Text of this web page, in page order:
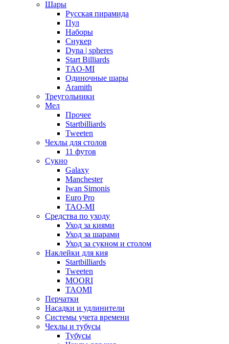
Шары
Русская пирамида
Пул
Наборы
Снукер
Dyna | spheres
Start Billiards
TAO-MI
Одиночные шары
Aramith
Треугольники
Мел
Прочее
Startbilliards
Tweeten
Чехлы для столов
11 футов
Сукно
Galaxy
Manchester
Iwan Simonis
Euro Pro
TAO-MI
Средства по уходу
Уход за киями
Уход за шарами
Уход за сукном и столом
Наклейки для кия
Startbilliards
Tweeten
MOORI
TAOMI
Перчатки
Насадки и удлинители
Системы учета времени
Чехлы и тубусы
Тубусы